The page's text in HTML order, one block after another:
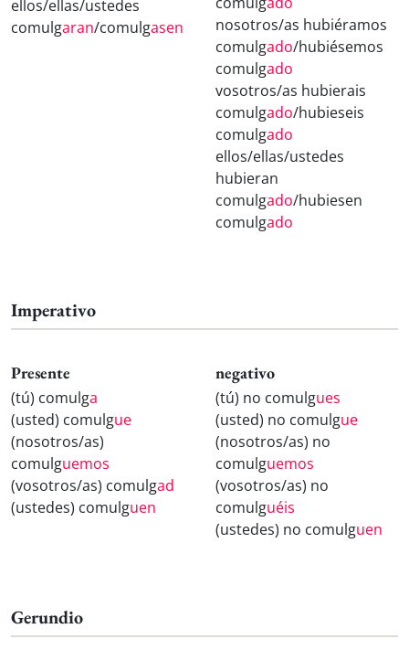
ellos/ellas/ustedes
comulgaran/comulgasen
nosotros/as hubiéramos
comulgado/hubiésemos
comulgado
vosotros/as hubierais
comulgado/hubieseis
comulgado
ellos/ellas/ustedes
hubieran
comulgado/hubiesen
comulgado
Imperativo
Presente
(tú) comulga
(usted) comulgue
(nosotros/as)
comulguemos
(vosotros/as) comulgad
(ustedes) comulguen
negativo
(tú) no comulgues
(usted) no comulgue
(nosotros/as) no
comulguemos
(vosotros/as) no
comulguéis
(ustedes) no comulguen
Gerundio